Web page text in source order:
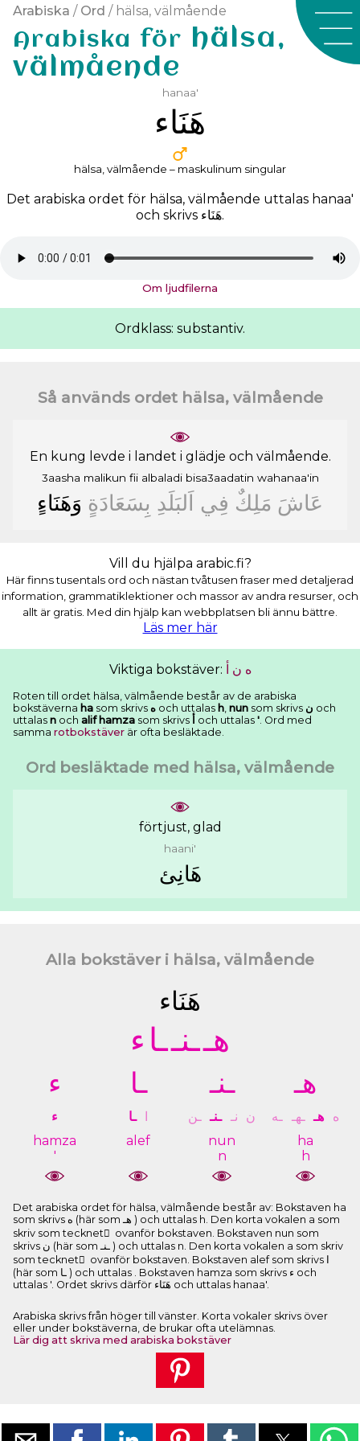
Arabiska / Ord / hälsa, välmående
Arabiska för hälsa,
välmående
hanaa'
ﻫَﻨَﺎﺀ
hälsa, välmående – maskulinum singular
Det arabiska ordet för hälsa, välmående uttalas hanaa'
och skrivs ﻫَﻨَﺎﺀ.
Om ljudfilerna
Ordklass: substantiv.
Så används ordet hälsa, välmående
En kung levde i landet i glädje och välmående.
3aasha malikun fii albaladi bisa3aadatin wahanaa'in
ﻋَﺎﺵَ ﻣَﻠِﻚٌ ﻓِﻲ ﺍَﻟﺒَﻠَﺪِ ﺑِﺴَﻌَﺎﺩَﺓٍ ﻭَﻫَﻨَﺎﺀٍ
Vill du hjälpa arabic.fi?
Här finns tusentals ord och nästan tvåtusen fraser med detaljerad
information, grammatiklektioner och massor av andra resurser, och
allt är gratis. Med din hjälp kan webbplatsen bli ännu bättre.
Läs mer här
Viktiga bokstäver: ﻩ ﻥ
Roten till ordet hälsa, välmående består av de arabiska
bokstäverna ha som skrivs ﻩ och uttalas h, nun som skrivs ﻥ och
uttalas n och alif hamza som skrivs och uttalas '. Ord med
samma rotbokstäver är ofta besläktade.
Ord besläktade med hälsa, välmående
förtjust, glad
haani'
ﻫَﺎﻧِﺊ
Alla bokstäver i hälsa, välmående
ﻫَﻨَﺎﺀ
ﻫــﻨــﺎ ﺀ
ﻫـ ـﻨـ ـﺎ ﺀ
ﻩ ﻫـ ـﻬـ ـﻪ ﻥ ﻧـ ـﻨـ ـﻦ ﺍ ـﺎ
ﺀ
ha
h
nun
n
alef
hamza
'
Det arabiska ordet för hälsa, välmående består av: Bokstaven ha
som skrivs ﻩ (här som ﻫـ ) och uttalas h. Den korta vokalen a som
skriv som tecknet َ ovanför bokstaven. Bokstaven nun som
skrivs ﻥ (här som ـﻨـ ) och uttalas n. Den korta vokalen a som skriv
som tecknet َ ovanför bokstaven. Bokstaven alef som skrivs ﺍ
(här som ـﺎ ) och uttalas . Bokstaven hamza som skrivs ﺀ och
uttalas '. Ordet skrivs därför ﻫَﻨَﺎﺀ och uttalas hanaa'.
Arabiska skrivs från höger till vänster. Korta vokaler skrivs över
eller under bokstäverna, de brukar ofta utelämnas.
Lär dig att skriva med arabiska bokstäver